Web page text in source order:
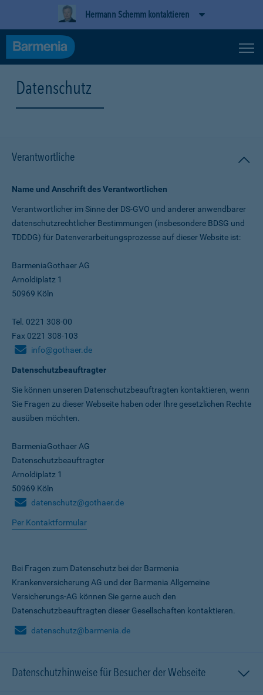
Hermann Schemm kontaktieren
Datenschutz
Verantwortliche
Name und Anschrift des Verantwortlichen
Verantwortlicher im Sinne der DS-GVO und anderer anwendbarer
datenschutz­rechtlicher Bestimmungen (insbesondere BDSG und
TDDDG) für Daten­verarbeitungs­prozesse auf dieser Website ist:
BarmeniaGothaer AG
Arnoldiplatz 1
50969 Köln
Tel. 0221 308-00
Fax 0221 308-103
info@gothaer.de
Datenschutzbeauftragter
Sie können unseren Datenschutz­beauftragten kontaktieren, wenn
Sie Fragen zu dieser Webseite haben oder Ihre gesetzlichen Rechte
ausüben möchten.
BarmeniaGothaer AG
Datenschutzbeauftragter
Arnoldiplatz 1
50969 Köln
datenschutz@gothaer.de
Per Kontaktformular
Bei Fragen zum Datenschutz bei der Barmenia
Krankenversicherung AG und der Barmenia Allgemeine
Versicherungs-AG können Sie gerne auch den
Datenschutzbeauftragten dieser Gesellschaften kontaktieren.
datenschutz@barmenia.de
Datenschutzhinweise für Besucher der Webseite